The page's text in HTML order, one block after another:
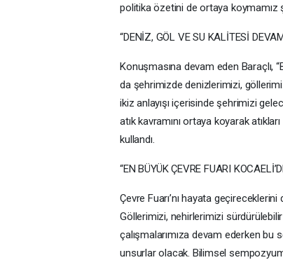
politika özetini de ortaya koymamız
“DENİZ, GÖL VE SU KALİTESİ
Konuşmasına devam eden Baraçlı,
da şehrimizde denizlerimizi,
ikiz anlayışı içerisinde şehrimizi
atık kavramını ortaya koyarak
kullandı.
“EN BÜYÜK ÇEVRE FUARI
Çevre Fuarı’nı hayata
Göllerimizi, nehirlerimizi
çalışmalarımıza devam ederken bu
unsurlar olacak. Bilimsel